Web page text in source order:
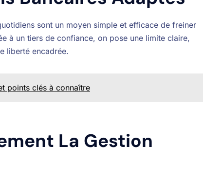
sont un moyen simple et efficace de freiner
à un tiers de confiance, on pose une limite claire,
liberté encadrée.
points clés à connaître
La Gestion